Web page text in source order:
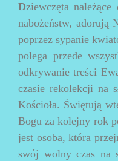
Dziewczęta
nabożeństw, adorują
poprzez sypanie
polega przede
odkrywanie treści
czasie rekolekcji na
Kościoła. Świętują
Bogu za kolejny rok
jest osoba, która
swój wolny czas na